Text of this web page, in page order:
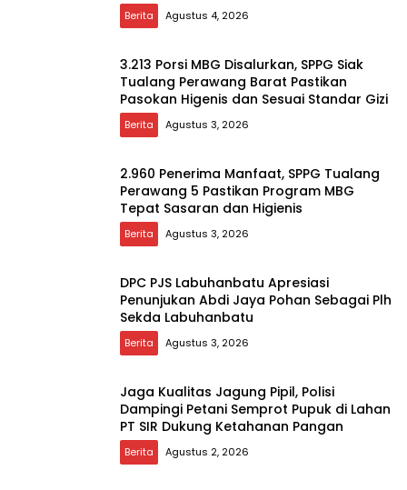
Berita Agustus 4, 2026
3.213 Porsi MBG Disalurkan, SPPG Siak
Tualang Perawang Barat Pastikan
Pasokan Higenis dan Sesuai Standar Gizi
Berita Agustus 3, 2026
2.960 Penerima Manfaat, SPPG Tualang
Perawang 5 Pastikan Program MBG
Tepat Sasaran dan Higienis
Berita Agustus 3, 2026
DPC PJS Labuhanbatu Apresiasi
Penunjukan Abdi Jaya Pohan Sebagai Plh
Sekda Labuhanbatu
Berita Agustus 3, 2026
Jaga Kualitas Jagung Pipil, Polisi
Dampingi Petani Semprot Pupuk di Lahan
PT SIR Dukung Ketahanan Pangan
Berita Agustus 2, 2026